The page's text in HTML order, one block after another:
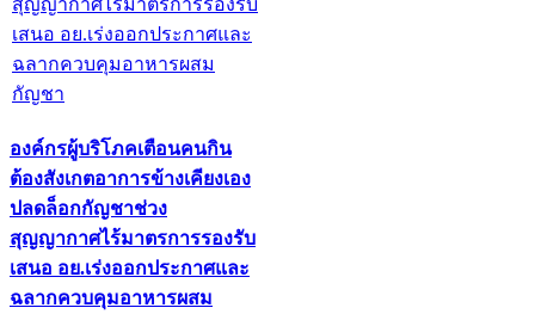
องค์กรผู้บริโภคเตือนคนกิน
ต้องสังเกตอาการข้างเคียงเอง
ปลดล็อกกัญชาช่วง
สุญญากาศไร้มาตรการรองรับ
เสนอ อย.เร่งออกประกาศและ
ฉลากควบคุมอาหารผสม